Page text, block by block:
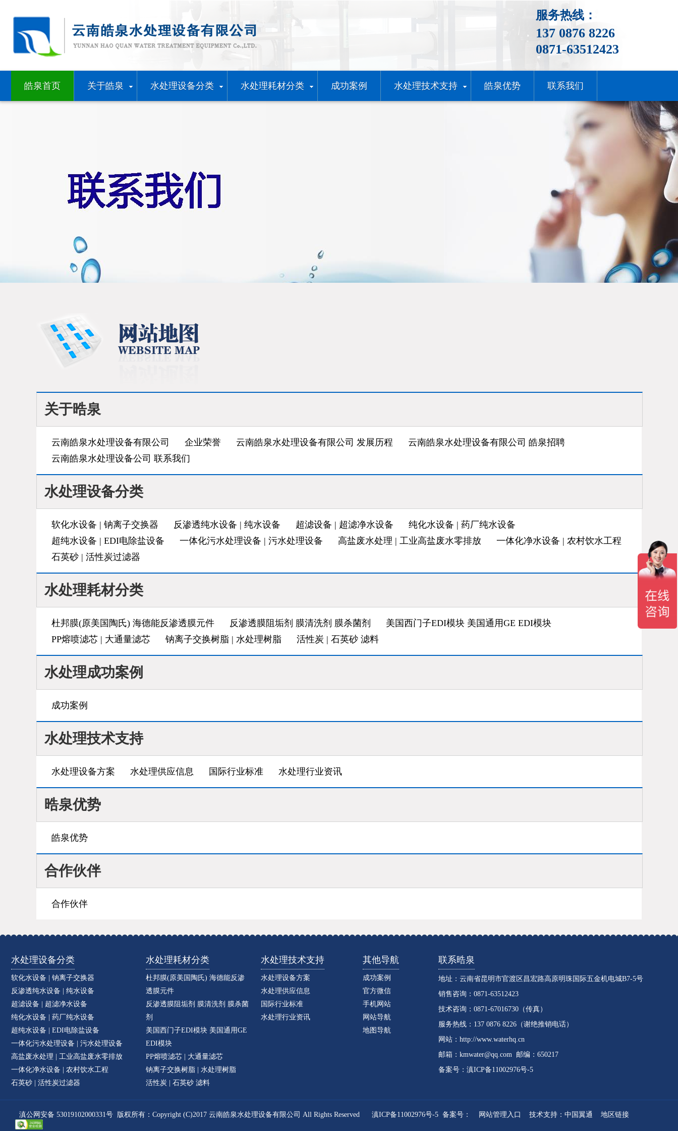
服务热线：
137 0876 8226
0871-63512423
皓泉首页 关于皓泉 水处理设备分类 水处理耗材分类 成功案例 水处理技术支持 皓泉优势 联系我们
关于晧泉
云南皓泉水处理设备有限公司 企业荣誉 云南皓泉水处理设备有限公司 发展历程
云南皓泉水处理设备有限公司 皓泉招聘
云南皓泉水处理设备公司 联系我们
水处理设备分类
软化水设备 | 钠离子交换器 反渗透纯水设备 | 纯水设备 超滤设备 | 超滤净水设备
纯化水设备 | 药厂纯水设备
超纯水设备 | EDI电除盐设备
一体化污水处理设备 | 污水处理设备 高盐废水处理 | 工业高盐废水零排放
一体化净水设备 | 农村饮水工程
石英砂 | 活性炭过滤器
水处理耗材分类
杜邦膜(原美国陶氏) 海德能反渗透膜元件 反渗透膜阻垢剂 膜清洗剂 膜杀菌剂
美国西门子EDI模块 美国通用GE EDI模块
PP熔喷滤芯 | 大通量滤芯
钠离子交换树脂 | 水处理树脂 活性炭 | 石英砂 滤料
水处理成功案例
成功案例
水处理技术支持
水处理设备方案 水处理供应信息 国际行业标准 水处理行业资讯
晧泉优势
皓泉优势
合作伙伴
合作伙伴
水处理设备分类
软化水设备 | 钠离子交换器
反渗透纯水设备 | 纯水设备
超滤设备 | 超滤净水设备
纯化水设备 | 药厂纯水设备
超纯水设备 | EDI电除盐设备
一体化污水处理设备 | 污水处理设备
高盐废水处理 | 工业高盐废水零排放
一体化净水设备 | 农村饮水工程
石英砂 | 活性炭过滤器
水处理耗材分类
杜邦膜(原美国陶氏) 海德能反渗
透膜元件
反渗透膜阻垢剂 膜清洗剂 膜杀菌
剂
美国西门子EDI模块 美国通用GE
EDI模块
PP熔喷滤芯 | 大通量滤芯
钠离子交换树脂 | 水处理树脂
活性炭 | 石英砂 滤料
水处理技术支持
水处理设备方案
水处理供应信息
国际行业标准
水处理行业资讯
其他导航
成功案例
官方微信
手机网站
网站导航
地图导航
联系晧泉
地址：云南省昆明市官渡区昌宏路高原明珠国际五金机电城B7-5号
销售咨询：0871-63512423
技术咨询：0871-67016730（传真）
服务热线：137 0876 8226（谢绝推销电话）
网站： http://www.waterhq.cn
邮箱：kmwater@qq.com 邮编：650217
备案号： 滇ICP备11002976号-5
版权所有：Copyright (C)2017 云南皓泉水处理设备有限公司 All Rights Reserved
滇公网安备 53019102000331号 备案号：
滇ICP备11002976号-5 网站管理入口 技术支持：中国翼通 地区链接